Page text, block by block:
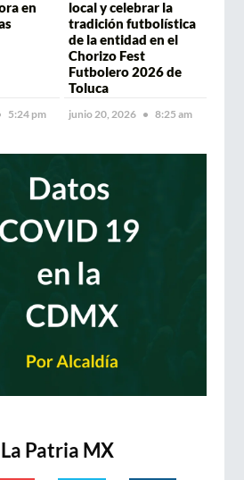
en
5:24 pm
local y celebrar la
tradición futbolística
de la entidad en el
Chorizo Fest
Futbolero 2026 de
Toluca
junio 20, 2026 8:25 am
Patria MX